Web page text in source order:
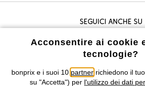
Seguici anche su
I prezzi sono IVA inclusa. Non includono
costi di servizio.
Acconsentire ai cookie
tecnologie?
bonprix e i suoi 10 partnerrichiedono il
su "Accetta") per l'utilizzo dei dati